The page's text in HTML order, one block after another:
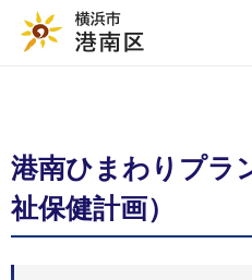
港南ひまわりプラ
祉保健計画）